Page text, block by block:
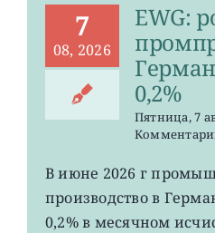
7
08, 2026
EWG:
0,2%
Пятница, 7
В июне 2026 г
производство в
0,2% в месячном